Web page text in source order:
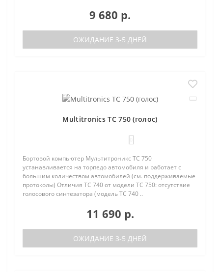
9 680 р.
ОЖИДАНИЕ 3-5 ДНЕЙ
Multitronics TC 750 (голос)
Бортовой компьютер Мультитроникс TC 750
устанавливается на торпедо автомобиля и работает с
большим количеством автомобилей (см. поддерживаемые
протоколы) Отличия TC 740 от модели TC 750: отсутствие
голосового синтезатора (модель TC 740 ..
11 690 р.
ОЖИДАНИЕ 3-5 ДНЕЙ